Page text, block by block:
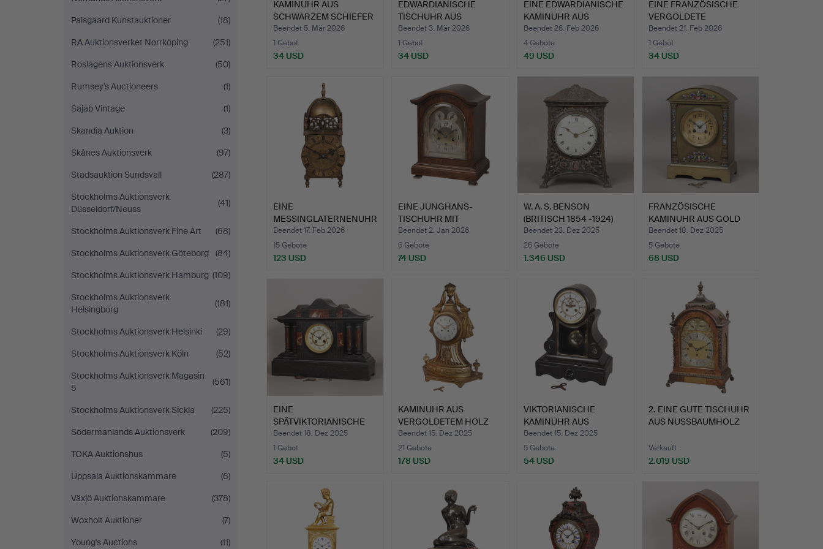
Palsgaard Kunstauktioner
(18)
RA Auktionsverket Norrköping
(251)
Roslagens Auktionsverk
(50)
Rumsey’s Auctioneers
(1)
Sajab Vintage
(1)
Skandia Auktion
(3)
Skånes Auktionsverk
(97)
Stadsauktion Sundsvall
(287)
Stockholms Auktionsverk
Düsseldorf/Neuss
(41)
Stockholms Auktionsverk Fine Art
(68)
Stockholms Auktionsverk Göteborg
(84)
Stockholms Auktionsverk Hamburg (109)
Stockholms Auktionsverk
Helsingborg
(181)
Stockholms Auktionsverk Helsinki
(29)
Stockholms Auktionsverk Köln
(52)
Stockholms Auktionsverk Magasin
5
(561)
Stockholms Auktionsverk Sickla
(225)
Södermanlands Auktionsverk
(209)
TOKA Auktionshus
(5)
Uppsala Auktionskammare
(6)
Växjö Auktionskammare
(378)
Woxholt Auktioner
(7)
Young's Auctions
(11)
KAMINUHR AUS
SCHWARZEM SCHIEFER
UND MARMOR…
Beendet 5. Mär 2026
1 Gebot
34 USD
EDWARDIANISCHE
TISCHUHR AUS
MAHAGONI UND I…
Beendet 3. Mär 2026
1 Gebot
34 USD
EINE EDWARDIANISCHE
KAMINUHR AUS
MAHAGONI …
Beendet 26. Feb 2026
4 Gebote
49 USD
EINE FRANZÖSISCHE
VERGOLDETE
KAMINUHR AUS …
Beendet 21. Feb 2026
1 Gebot
34 USD
EINE
MESSINGLATERNENUHR
IM STIL DES 17. JA…
Beendet 17. Feb 2026
15 Gebote
123 USD
EINE JUNGHANS-
TISCHUHR MIT
EICHENGEHÄUSE A…
Beendet 2. Jan 2026
6 Gebote
74 USD
W. A. S. BENSON
(BRITISCH 1854 -1924)
KAMI…
Beendet 23. Dez 2025
26 Gebote
1.346 USD
FRANZÖSISCHE
KAMINUHR AUS GOLD
UND EMAILLE…
Beendet 18. Dez 2025
5 Gebote
68 USD
EINE
SPÄTVIKTORIANISCHE
KAMINUHR AUS
SCHWA…
Beendet 18. Dez 2025
1 Gebot
34 USD
KAMINUHR AUS
VERGOLDETEM HOLZ
LOUIS XVI, U…
Beendet 15. Dez 2025
21 Gebote
178 USD
VIKTORIANISCHE
KAMINUHR AUS
SCHWARZEM SCHI…
Beendet 15. Dez 2025
5 Gebote
54 USD
2. EINE GUTE TISCHUHR
AUS NUSSBAUMHOLZ
Verkauft
2.019 USD